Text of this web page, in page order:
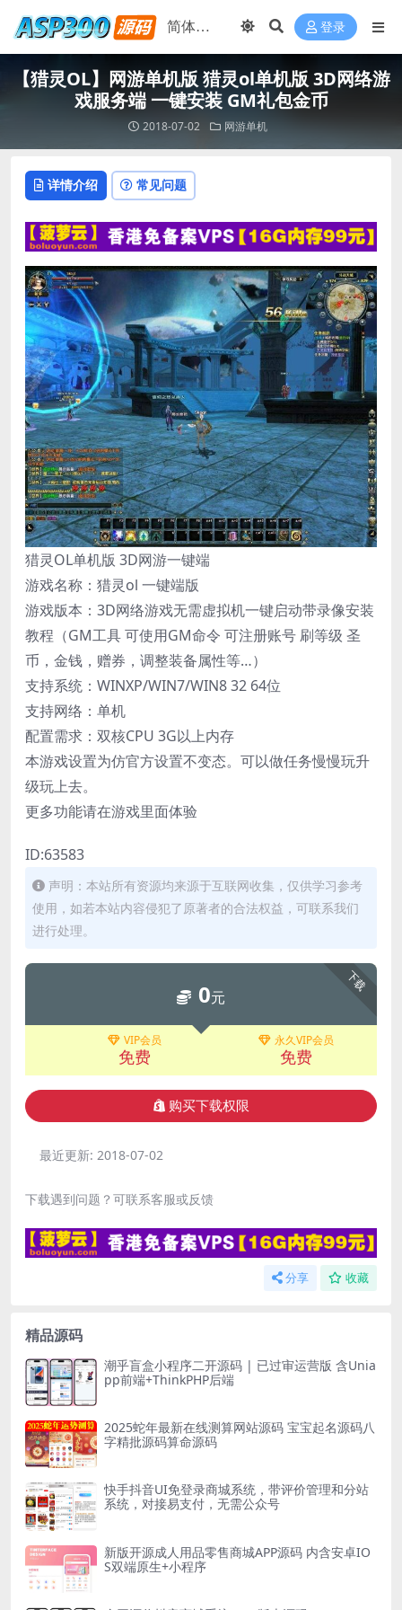
登录
【猎灵OL】网游单机版 猎灵ol单机版 3D网络游
戏服务端 一键安装 GM礼包金币
2018-07-02 网游单机
详情介绍 常见问题
猎灵OL单机版 3D网游一键端
游戏名称：猎灵ol 一键端版
游戏版本：3D网络游戏无需虚拟机一键启动带录像安装
教程（GM工具 可使用GM命令 可注册账号 刷等级 圣
币，金钱，赠券，调整装备属性等…）
支持系统：WINXP/WIN7/WIN8 32 64位
支持网络：单机
配置需求：双核CPU 3G以上内存
本游戏设置为仿官方设置不变态。可以做任务慢慢玩升
级玩上去。
更多功能请在游戏里面体验
ID:63583
声明：本站所有资源均来源于互联网收集，仅供学习参考
使用，如若本站内容侵犯了原著者的合法权益，可联系我们
进行处理。
下载
0元
VIP会员
免费
永久VIP会员
免费
购买下载权限
最近更新: 2018-07-02
下载遇到问题？可联系客服或反馈
分享 收藏
精品源码
潮乎盲盒小程序二开源码 | 已过审运营版 含Unia
pp前端+ThinkPHP后端
2025蛇年最新在线测算网站源码 宝宝起名源码八
字精批源码算命源码
快手抖音UI免登录商城系统，带评价管理和分站
系统，对接易支付，无需公众号
新版开源成人用品零售商城APP源码 内含安卓IO
S双端原生+小程序